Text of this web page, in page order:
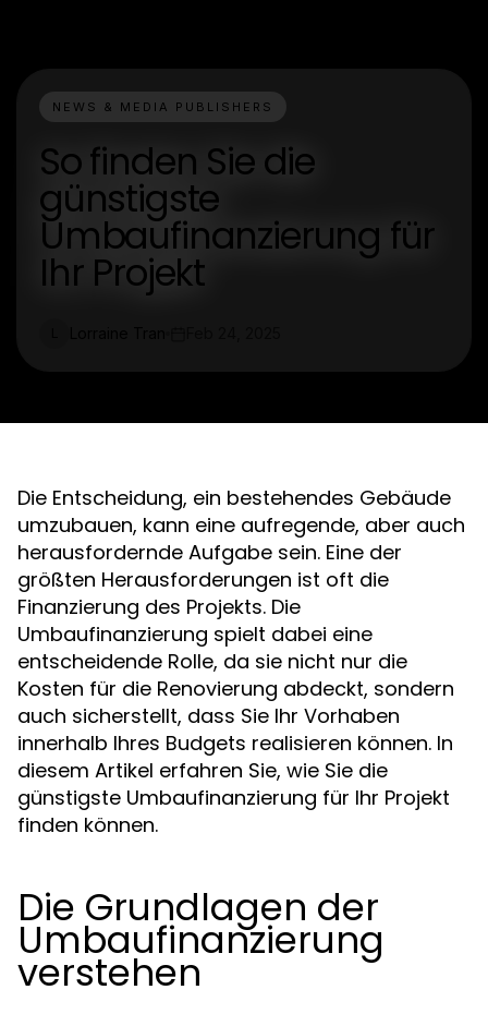
NEWS & MEDIA PUBLISHERS
So finden Sie die
günstigste
Umbaufinanzierung für
Ihr Projekt
Die Entscheidung, ein bestehendes Gebäude
umzubauen, kann eine aufregende, aber auch
herausfordernde Aufgabe sein. Eine der
größten Herausforderungen ist oft die
Finanzierung des Projekts. Die
Umbaufinanzierung spielt dabei eine
entscheidende Rolle, da sie nicht nur die
Kosten für die Renovierung abdeckt, sondern
auch sicherstellt, dass Sie Ihr Vorhaben
innerhalb Ihres Budgets realisieren können. In
diesem Artikel erfahren Sie, wie Sie die
günstigste Umbaufinanzierung für Ihr Projekt
finden können.
Die Grundlagen der
Umbaufinanzierung
verstehen